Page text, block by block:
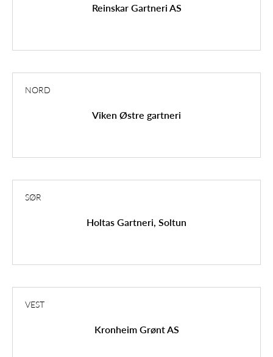
Reinskar Gartneri AS
NORD
Viken Østre gartneri
SØR
Holtas Gartneri, Soltun
VEST
Kronheim Grønt AS